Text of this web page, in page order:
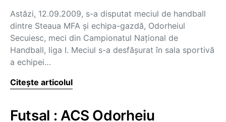
Astăzi, 12.09.2009, s-a disputat meciul de handball
dintre Steaua MFA şi echipa-gazdă, Odorheiul
Secuiesc, meci din Campionatul Naţional de
Handball, liga I. Meciul s-a desfăşurat în sala sportivă
a echipei…
Citește articolul
Futsal : ACS Odorheiu